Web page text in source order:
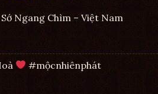
Ngang Chìm – Việt Nam
#mộcnhiênphát